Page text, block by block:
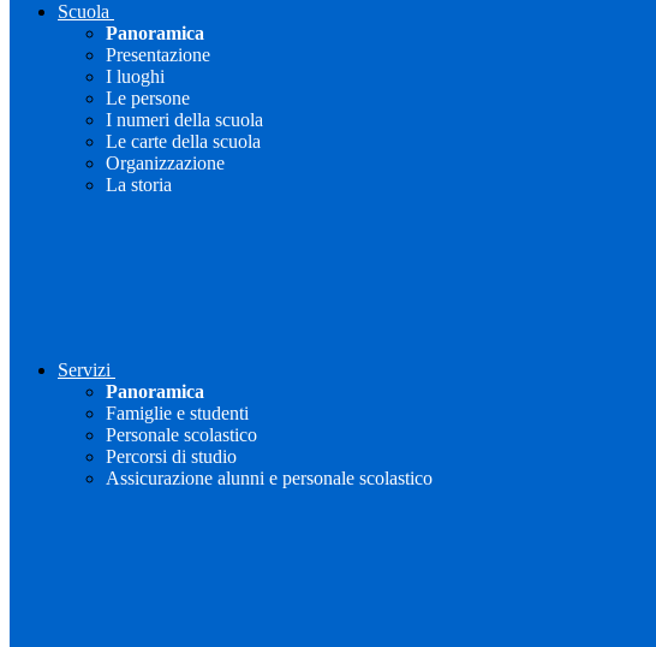
Scuola
Panoramica
Presentazione
I luoghi
Le persone
I numeri della scuola
Le carte della scuola
Organizzazione
La storia
Servizi
Panoramica
Famiglie e studenti
Personale scolastico
Percorsi di studio
Assicurazione alunni e personale scolastico